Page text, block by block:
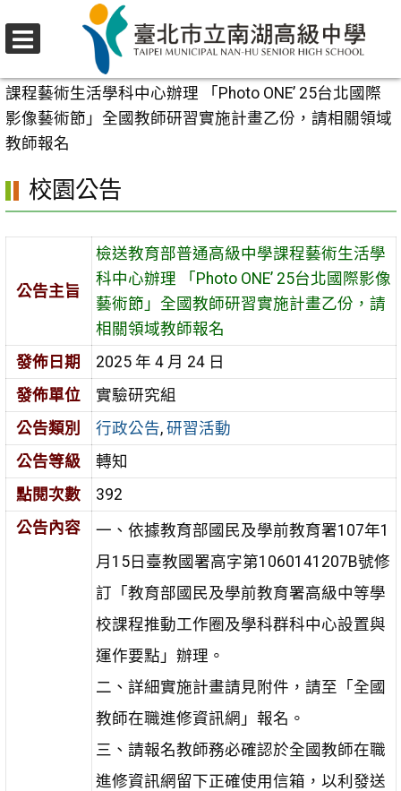
至
要
內
容
校園公告
課程藝術生活學科中心辦理 「Photo ONE’ 25台北國際
影像藝術節」全國教師研習實施計畫乙份，請相關領域
教師報名
校園公告
公告主旨
檢送教育部普通高級中學課程藝術生活學
科中心辦理 「Photo ONE’ 25台北國際影像
藝術節」全國教師研習實施計畫乙份，請
相關領域教師報名
發佈日期
2025 年 4 月 24 日
發佈單位
實驗研究組
公告類別
行政公告, 研習活動
公告等級
轉知
點閱次數
392
公告內容
一、依據教育部國民及學前教育署107年1
月15日臺教國署高字第1060141207B號修
訂「教育部國民及學前教育署高級中等學
校課程推動工作圈及學科群科中心設置與
運作要點」辦理。
二、詳細實施計畫請見附件，請至「全國
教師在職進修資訊網」報名。
三、請報名教師務必確認於全國教師在職
進修資訊網留下正確使用信箱，以利發送
選
單